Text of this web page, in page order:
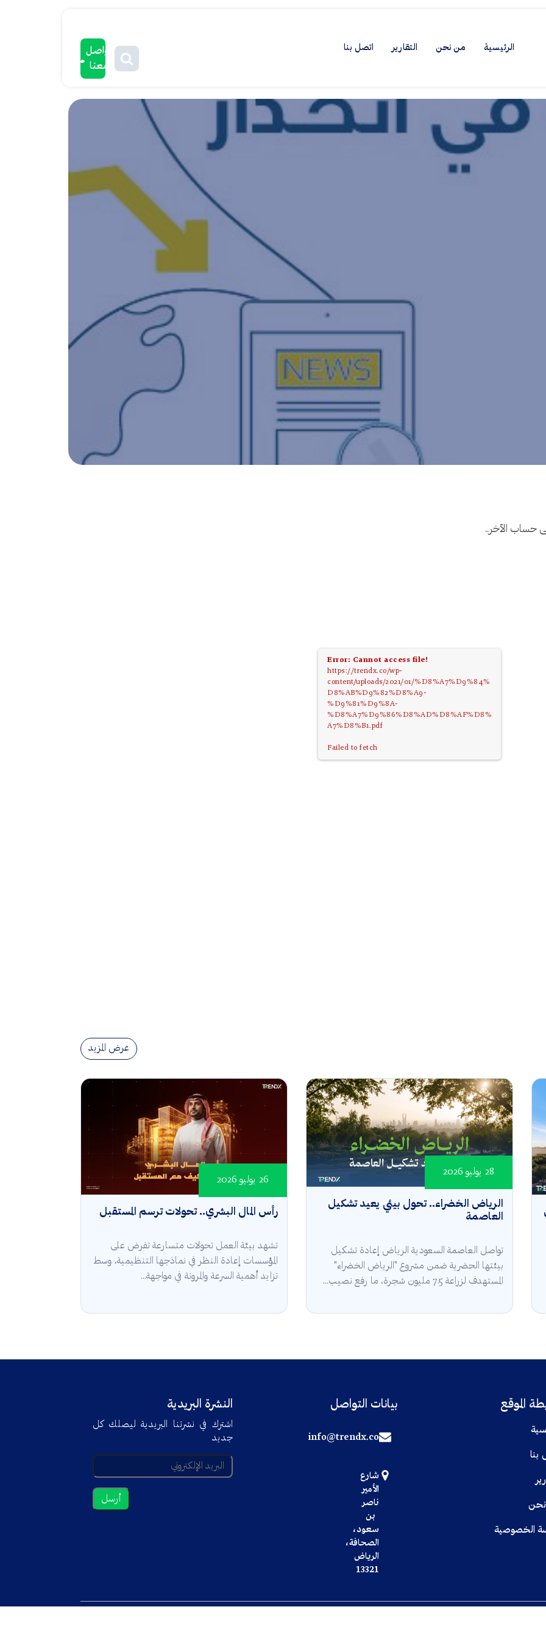
الرئيسية من نحن التقارير اتصل بنا
تواصل
معنا
حساب الآخر..
Error: Cannot access file!
https://trendx.co/wp-
content/uploads/2021/01/%D8%A7%D9%84%
D8%AB%D9%82%D8%A9-
%D9%81%D9%8A-
%D8%A7%D9%86%D8%AD%D8%AF%D8%
A7%D8%B1.pdf
Failed to fetch
عرض المزيد
الرياض الخضراء.. تحول بيئي يعيد تشكيل
العاصمة
28 يوليو 2026
تواصل العاصمة السعودية الرياض إعادة تشكيل
بيئتها الحضرية ضمن مشروع "الرياض الخضراء"
المستهدف لزراعة 7.5 مليون شجرة، ما رفع نصيب...
رأس المال البشري.. تحولات ترسم المستقبل
26 يوليو 2026
تشهد بيئة العمل تحولات متسارعة تفرض على
المؤسسات إعادة النظر في نماذجها التنظيمية، وسط
تزايد أهمية السرعة والمرونة في مواجهة...
الموقع
بنا
الخصوصية
بيانات التواصل
info@trendx.co
شارع
الأمير
ناصر
بن
سعود،
الصحافة،
الرياض
13321
النشرة البريدية
اشترك في نشرتنا البريدية ليصلك كل
جديد